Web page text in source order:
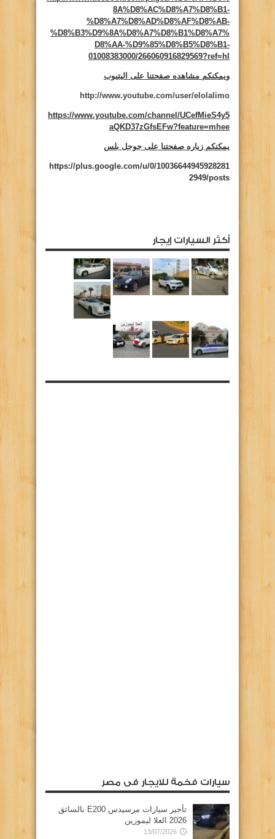
8A%D8%AC%D8%A7%D8%B1-
%D8%A7%D8%AD%D8%AF%D8%AB-
%D8%B3%D9%8A%D8%A7%D8%B1%D8%A7%
D8%AA-%D9%85%D8%B5%D8%B1-
01008383000/266060916829569?ref=hl
ويمكنكم مشاهده صفحتنا على اليتيوب
http://www.youtube.com/user/elolalimo
https://www.youtube.com/channel/UCefMieS4y5
aQKD37zGfsEFw?feature=mhee
يمكنكم زياره صفحتنا على جوجل بلس
https://plus.google.com/u/0/10036644945928281
2949/posts
أكثر السيارات إيجار
سيارات فخمة للايجار فى مصر
تأجير سيارات مرسيدس E200 بالسائق
2026 العلا ليموزين
13/07/2026